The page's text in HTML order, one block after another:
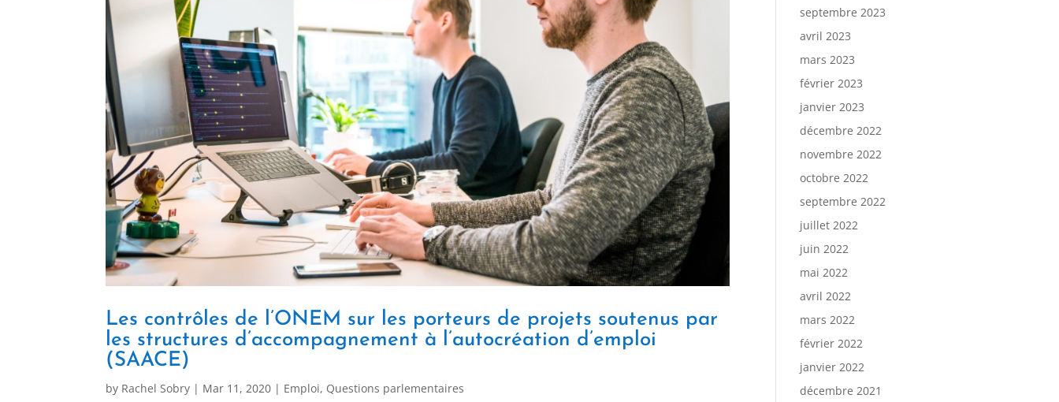
Les contrôles de l’ONEM sur les porteurs de projets soutenus par
les structures d’accompagnement à l’autocréation d’emploi
(SAACE)
by Rachel Sobry | Mar 11, 2020 | Emploi, Questions parlementaires
septembre 2023
avril 2023
mars 2023
février 2023
janvier 2023
décembre 2022
novembre 2022
octobre 2022
septembre 2022
juillet 2022
juin 2022
mai 2022
avril 2022
mars 2022
février 2022
janvier 2022
décembre 2021